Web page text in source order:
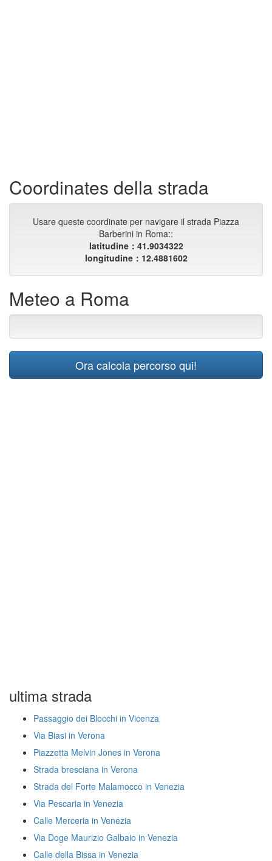
Coordinates della strada
Usare queste coordinate per navigare il strada Piazza
Barberini in Roma::
latitudine：41.9034322
longitudine：12.4881602
Meteo a Roma
Ora calcola percorso qui!
ultima strada
Passaggio dei Blocchi in Vicenza
Via Biasi in Verona
Piazzetta Melvin Jones in Verona
Strada bresciana in Verona
Strada del Forte Malamocco in Venezia
Via Pescaria in Venezia
Calle Merceria in Venezia
Via Doge Maurizio Galbaio in Venezia
Calle della Bissa in Venezia